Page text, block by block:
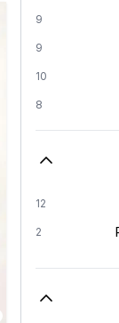
9
9
10
8
10
10
12
2